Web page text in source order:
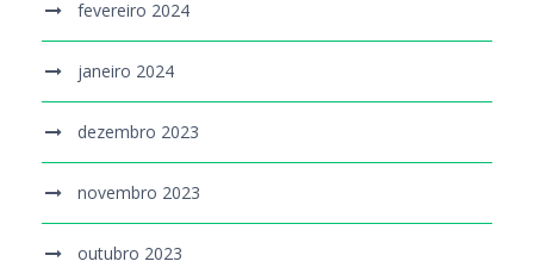
fevereiro 2024
janeiro 2024
dezembro 2023
novembro 2023
outubro 2023